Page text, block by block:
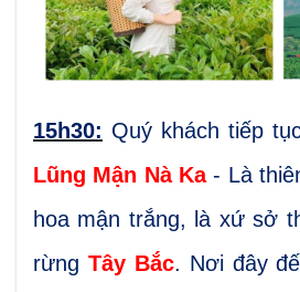
15h30: Quý khách tiếp
Lũng Mận Nà Ka- Là
hoa mận trắng, là xứ sở
rừng Tây Bắc. Nơi đây